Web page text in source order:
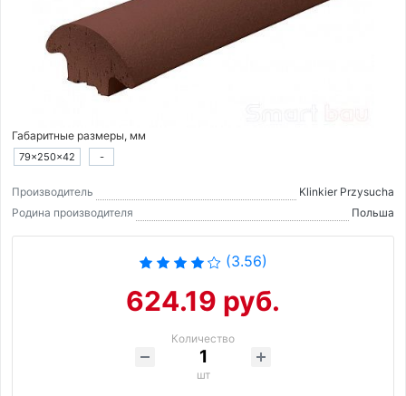
Габаритные размеры, мм
79×250×42 -
Производитель
Klinkier Przysucha
Родина производителя
Польша
(3.56)
624.19 руб.
Количество
шт